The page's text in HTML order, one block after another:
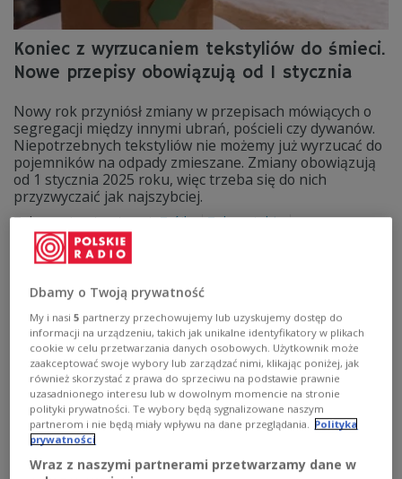
Koniec z wyrzucaniem tekstyliów do śmieci.
Nowe przepisy obowiązują od 1 stycznia
Nowy rok przyniósł zmiany w przepisach mówiących o
segregacji między innymi ubrań, pościeli czy dywanów.
Niepotrzebnych tekstyliów nie możemy już wyrzucać do
pojemników na odpady zmieszane. Zmiany obowiązują
od 1 stycznia 2025 roku, więc trzeba się do nich
przyzwyczaić jak najszybciej.
Zobacz więcej na temat:Trójka Zobacz także
Katarzyna Borowiecka
ekologia
Dbamy o Twoją prywatność
My i nasi5 partnerzy przechowujemy lub uzyskujemy dostęp do
informacji na urządzeniu, takich jak unikalne identyfikatory w plikach
cookie w celu przetwarzania danych osobowych. Użytkownik może
zaakceptować swoje wybory lub zarządzać nimi, klikając poniżej, jak
również skorzystać z prawa do sprzeciwu na podstawie prawnie
uzasadnionego interesu lub w dowolnym momencie na stronie
polityki prywatności. Te wybory będą sygnalizowane naszym
partnerom i nie będą miały wpływu na dane przeglądania. Polityka
prywatności
Wraz z naszymi partnerami przetwarzamy dane w